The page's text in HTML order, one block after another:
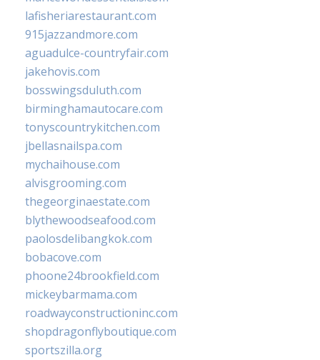
lafisheriarestaurant.com
915jazzandmore.com
aguadulce-countryfair.com
jakehovis.com
bosswingsduluth.com
birminghamautocare.com
tonyscountrykitchen.com
jbellasnailspa.com
mychaihouse.com
alvisgrooming.com
thegeorginaestate.com
blythewoodseafood.com
paolosdelibangkok.com
bobacove.com
phoone24brookfield.com
mickeybarmama.com
roadwayconstructioninc.com
shopdragonflyboutique.com
sportszilla.org